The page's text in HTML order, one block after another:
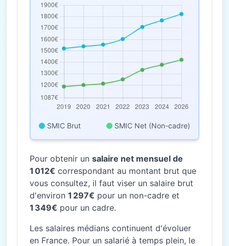
SMIC Brut SMIC Net (Non-cadre)
Pour obtenir un salaire net mensuel de
1 012€ correspondant au montant brut que
vous consultez, il faut viser un salaire brut
d'environ 1 297€ pour un non-cadre et
1 349€ pour un cadre.
Les salaires médians continuent d'évoluer
en France. Pour un salarié à temps plein, le